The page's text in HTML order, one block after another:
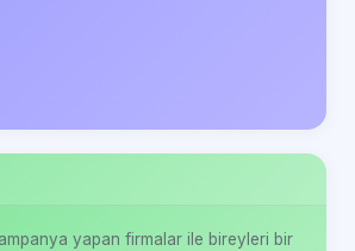
yapan firmalar ile bireyleri bir